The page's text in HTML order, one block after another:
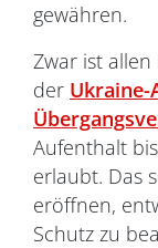
gewähren.
Zwar ist
der
Aufenthalt
erlaubt. Das
eröffnen,
Schutz zu